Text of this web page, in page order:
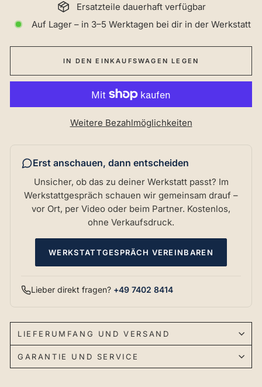
Ersatzteile dauerhaft verfügbar
Auf Lager – in 3–5 Werktagen bei dir in der Werkstatt
IN DEN EINKAUFSWAGEN LEGEN
Weitere Bezahlmöglichkeiten
Erst anschauen, dann entscheiden
Unsicher, ob das zu deiner Werkstatt passt? Im
Werkstattgespräch schauen wir gemeinsam drauf –
vor Ort, per Video oder beim Partner. Kostenlos,
ohne Verkaufsdruck.
WERKSTATTGESPRÄCH VEREINBAREN
Lieber direkt fragen? +49 7402 8414
LIEFERUMFANG UND VERSAND
GARANTIE UND SERVICE